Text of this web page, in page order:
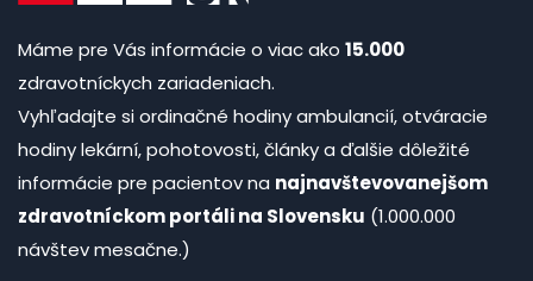
Máme pre Vás informácie o viac ako 15.000
zdravotníckych zariadeniach.
Vyhľadajte si ordinačné hodiny ambulancií, otváracie
hodiny lekární, pohotovosti, články a ďalšie dôležité
informácie pre pacientov na najnavštevovanejšom
zdravotníckom portáli na Slovensku (1.000.000
návštev mesačne.)